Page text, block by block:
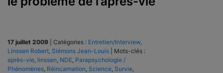
17 juillet 2009 Catégories : Entretien/Interview
Linssen Robert Siémons Jean-Louis
Mots-clés :
après-vie linssen NDE Parapsychologie /
Phénomènes Réincarnation Science Survie